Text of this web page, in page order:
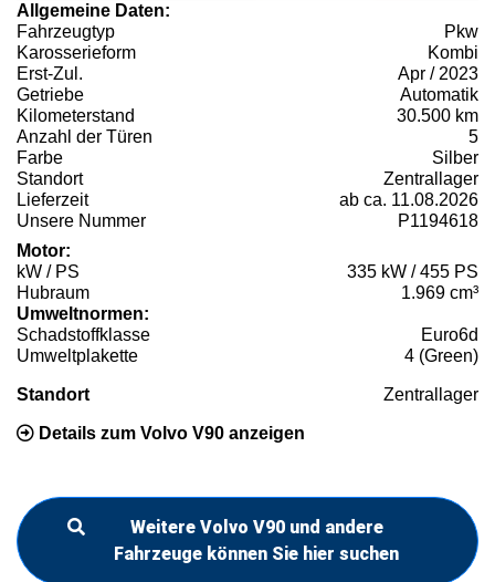
Allgemeine Daten:
Fahrzeugtyp
Pkw
Karosserieform
Kombi
Erst-Zul.
Apr / 2023
Getriebe
Automatik
Kilometerstand
30.500 km
Anzahl der Türen
5
Farbe
Silber
Standort
Zentrallager
Lieferzeit
ab ca. 11.08.2026
Unsere Nummer
P1194618
Motor:
kW / PS
335 kW / 455 PS
Hubraum
1.969 cm³
Umweltnormen:
Schadstoffklasse
Euro6d
Umweltplakette
4 (Green)
Standort Zentrallager
Details zum Volvo V90 anzeigen
Weitere Volvo V90 und andere
Fahrzeuge können Sie hier suchen